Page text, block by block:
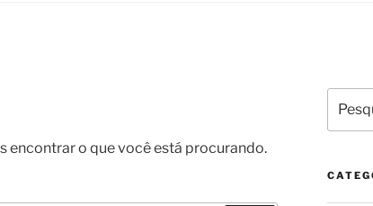
encontrar o que você está procurando.
por: